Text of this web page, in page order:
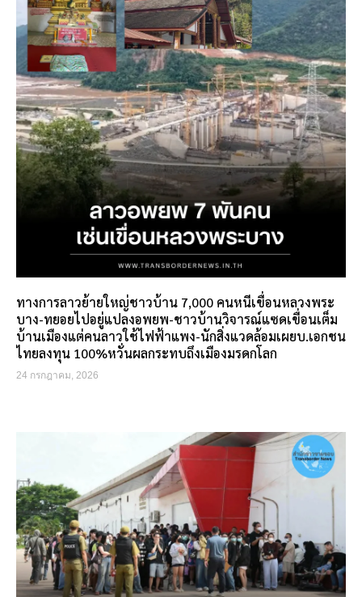
ทางการลาวย้ายใหญ่ชาวบ้าน 7,000 คนหนีเขื่อนหลวงพระ
บาง-ทยอยไปอยู่แปลงอพยพ-ชาวบ้านวิจารณ์แซดเขื่อนเต็ม
บ้านเมืองแต่คนลาวใช้ไฟฟ้าแพง-นักสิ่งแวดล้อมเผยบ.เอกชน
ไทยลงทุน 100%หวั่นผลกระทบถึงเมืองมรดกโลก
24 กรกฎาคม, 2026